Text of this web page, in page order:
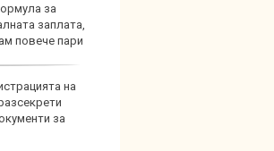
за
заплата,
повече пари
на
за